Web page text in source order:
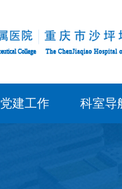
党建工作 科室导